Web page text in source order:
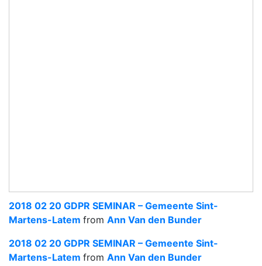
2018 02 20 GDPR SEMINAR – Gemeente Sint-
Martens-Latem from Ann Van den Bunder
2018 02 20 GDPR SEMINAR – Gemeente Sint-
Martens-Latem from Ann Van den Bunder